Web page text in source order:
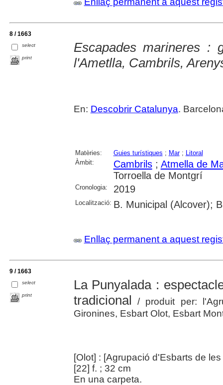
8 / 1663
select
print
Escapades marineres :
l'Ametlla, Cambrils,
En: Descobrir Catalunya.
Matèries: Guies turístiques ; Mar;
Litoral
Àmbit:
Cambrils; Atmella de
Torroella de Montgrí
Cronologia: 2019
Localització: B. Municipal (Alcover);
Enllaç permanent a aquest
9 / 1663
select
print
La Punyalada :
tradicional / produit per:
Gironines, Esbart Olot, Esbart
[Olot] : [Agrupació d'Esbarts de
[22] f. ; 32 cm
En una carpeta.